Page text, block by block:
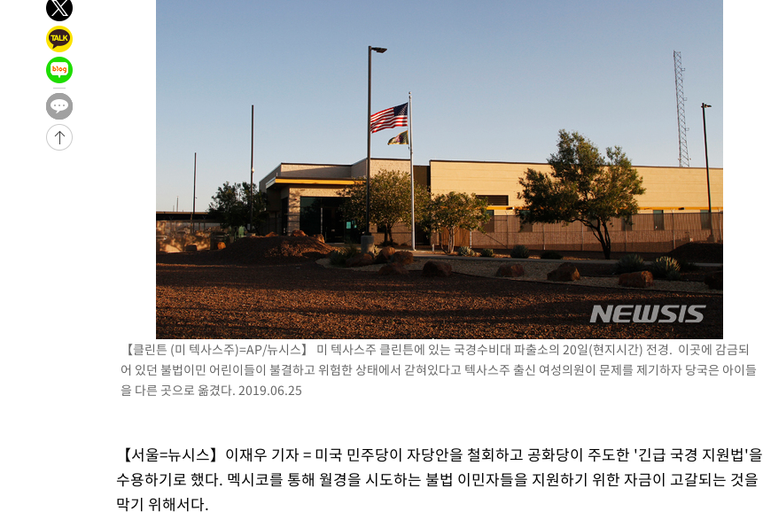
-7655초 전 >
-4102초 전 >
-4053초 전 >
-1415초 전 >
미 워싱턴주 스포캔 시의 통제불능 3개 산불, 방화선 일부 구축
1시간 전 >
[속보] 호르무즈 해협 이란-오만 협상 기대속 뉴욕증시 혼조 마감 다우
0.49%↑
-31220초 전 >
[속보]코스닥, 800p 회복…0.26% 오른 801.67 마감
[속보]코스피, 301.88포인트(4.58%) 내린 6296.38 마감
[속보]원·달러 환율, 0.7원 내린 1423.8원 마감
"여기 떨어졌다"…다누리, 스페이스X 로켓 달 충돌 흔적 포착
손흥민, 5경기 연속골 실패…LAFC는 승부차기 끝 과달라하라 격파
내일까지 39도 '펄펄'…기상청 "태풍 지나며 폭염 잠시 꺾인다"
트럼프, 한국계 진보 주지사 후보 맹공…"공산주의가 최대 위협"
"美간섭에 합의 지연"…트럼프, '이란 호르무즈 통제권' 수용할까
[속보]산업장관 "李정부, 원전 반대 안해…안정 전력 위해 불가피"
[속보]경찰, '홍명보 선임 논란' 대한축구협회·축구회관 등 압수수
[속보]산업장관 "美무역법 제301조 과잉생산 결과 발표 8월 중 예
[속보]전남광주 초대 시민추천 부시장에 백승주·윤난실
서울 열대야 15일째 지속…비공식 '초열대야' 30도 넘어
[속보]코스닥, 2.15포인트(0.27%) 내린 797.44 출발
[속보]코스피, 119.51포인트(1.81%) 내린 6478.75 개장
【클린튼 (미 텍사스주)=AP/뉴시스】 미 텍사스주 클린튼에 있는 국경수비대 파출소의 20일(현지시간) 전경. 이곳에 감금되
어 있던 불법이민 어린이들이 불결하고 위험한 상태에서 갇혀있다고 텍사스주 출신 여성의원이 문제를 제기하자 당국은 아이들
을 다른 곳으로 옮겼다. 2019.06.25
【서울=뉴시스】이재우 기자 = 미국 민주당이 자당안을 철회하고 공화당이 주도한 '긴급 국경 지원법'을
수용하기로 했다. 멕시코를 통해 월경을 시도하는 불법 이민자들을 지원하기 위한 자금이 고갈되는 것을
막기 위해서다.